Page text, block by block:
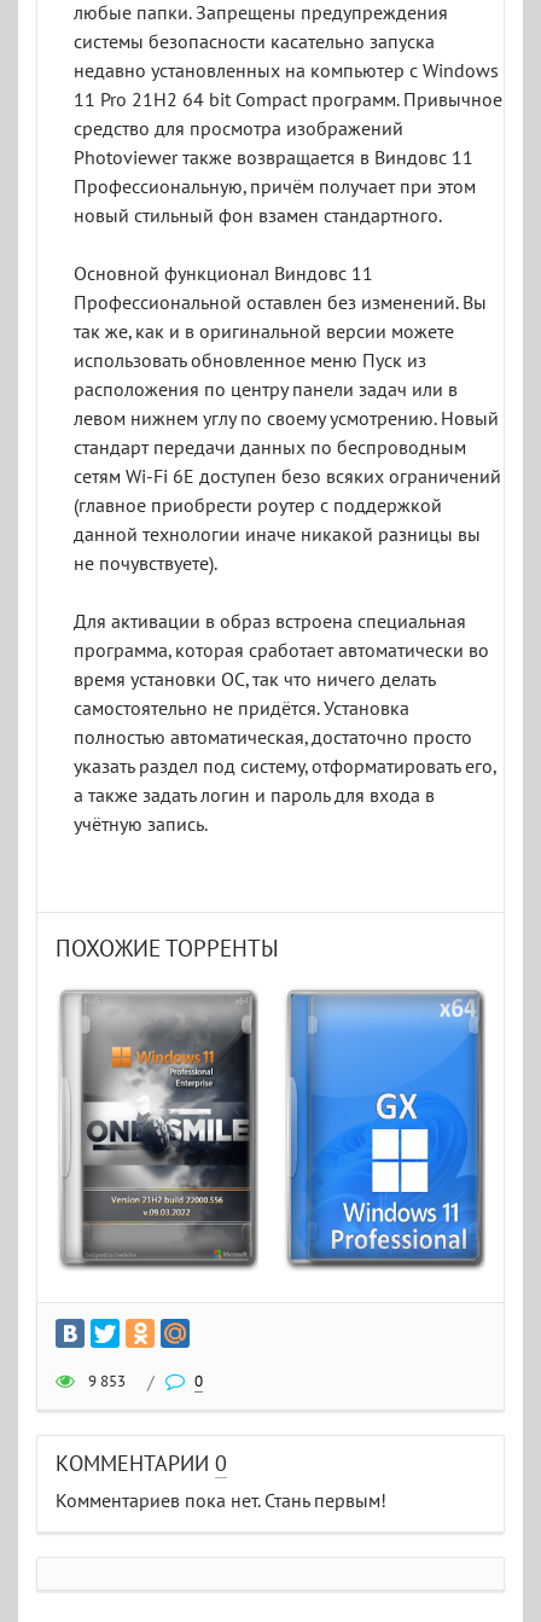
любые папки. Запрещены предупреждения
системы безопасности касательно запуска
недавно установленных на компьютер с Windows
11 Pro 21H2 64 bit Compact программ. Привычное
средство для просмотра изображений
Photoviewer также возвращается в Виндовс 11
Профессиональную, причём получает при этом
новый стильный фон взамен стандартного.
Основной функционал Виндовс 11
Профессиональной оставлен без изменений. Вы
так же, как и в оригинальной версии можете
использовать обновленное меню Пуск из
расположения по центру панели задач или в
левом нижнем углу по своему усмотрению. Новый
стандарт передачи данных по беспроводным
сетям Wi-Fi 6E доступен безо всяких ограничений
(главное приобрести роутер с поддержкой
данной технологии иначе никакой разницы вы
не почувствуете).
Для активации в образ встроена специальная
программа, которая сработает автоматически во
время установки ОС, так что ничего делать
самостоятельно не придётся. Установка
полностью автоматическая, достаточно просто
указать раздел под систему, отформатировать его,
а также задать логин и пароль для входа в
учётную запись.
ПОХОЖИЕ ТОРРЕНТЫ
9 853 / 0
КОММЕНТАРИИ 0
Комментариев пока нет. Стань первым!